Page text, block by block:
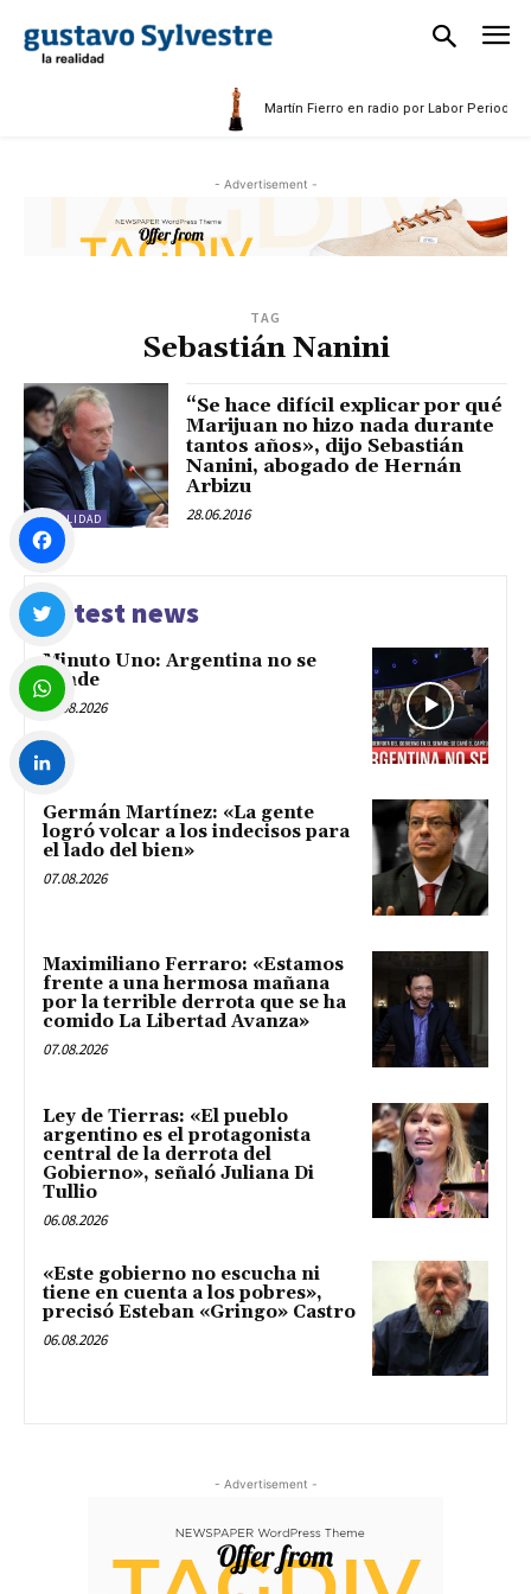
Martín Fierro en radio por Labor
- Advertisement -
TAG
Sebastián Nanini
ACTUALIDAD
“Se hace difícil explicar por qué
Marijuan no hizo nada durante
tantos años», dijo Sebastián
Nanini, abogado de Hernán
Arbizu
28.06.2016
Latest news
Minuto Uno: Argentina no se
vende
07.08.2026
Germán Martínez: «La gente
logró volcar a los indecisos para
el lado del bien»
07.08.2026
Maximiliano Ferraro: «Estamos
frente a una hermosa mañana
por la terrible derrota que se ha
comido La Libertad Avanza»
07.08.2026
Ley de Tierras: «El pueblo
argentino es el protagonista
central de la derrota del
Gobierno», señaló Juliana Di
Tullio
06.08.2026
«Este gobierno no escucha ni
tiene en cuenta a los pobres»,
precisó Esteban «Gringo» Castro
06.08.2026
- Advertisement -
Facebook
Twitter
WhatsApp
LinkedIn